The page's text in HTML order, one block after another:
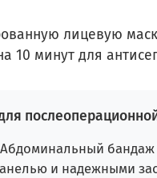
лицевую
10 минут для
Абдоминальный бандаж
и надежными